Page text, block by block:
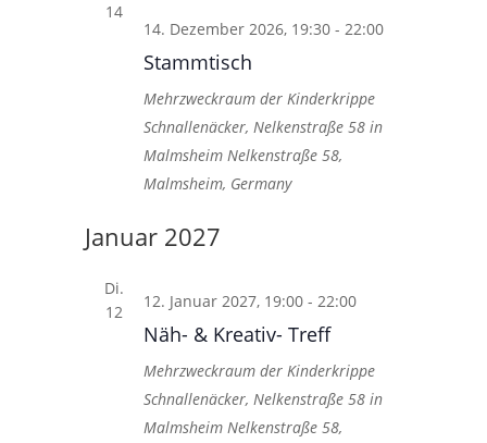
14
Stammtisch
14. Dezember 2026, 19:30 -22:00
Mehrzweckraum der Kinderkrippe
Schnallenäcker, Nelkenstraße 58 in
MalmsheimNelkenstraße 58,
Malmsheim, Germany
Januar 2027
Di.
12
Näh- & Kreativ- Treff
12. Januar 2027, 19:00 -22:00
Mehrzweckraum der Kinderkrippe
Schnallenäcker, Nelkenstraße 58 in
MalmsheimNelkenstraße 58,